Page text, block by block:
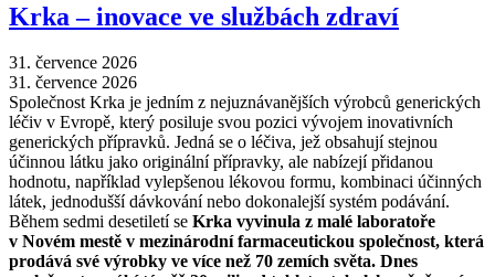
Krka –⁠ inovace ve službách zdraví
31. července 2026
31. července 2026
Společnost Krka je jedním z nejuznávanějších výrobců generických
léčiv v Evropě, který posiluje svou pozici vývojem inovativních
generických přípravků. Jedná se o léčiva, jež obsahují stejnou
účinnou látku jako originální přípravky, ale nabízejí přidanou
hodnotu, například vylepšenou lékovou formu, kombinaci účinných
látek, jednodušší dávkování nebo dokonalejší systém podávání.
Během sedmi desetiletí se Krka vyvinula z malé laboratoře
v Novém mestě v mezinárodní farmaceutickou společnost, která
prodává své výrobky ve více než 70 zemích světa. Dnes